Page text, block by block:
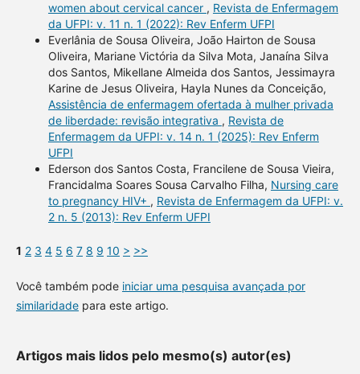
women about cervical cancer , Revista de Enfermagem
da UFPI: v. 11 n. 1 (2022): Rev Enferm UFPI
Everlânia de Sousa Oliveira, João Hairton de Sousa
Oliveira, Mariane Victória da Silva Mota, Janaína Silva
dos Santos, Mikellane Almeida dos Santos, Jessimayra
Karine de Jesus Oliveira, Hayla Nunes da Conceição,
Assistência de enfermagem ofertada à mulher privada
de liberdade: revisão integrativa , Revista de
Enfermagem da UFPI: v. 14 n. 1 (2025): Rev Enferm
UFPI
Ederson dos Santos Costa, Francilene de Sousa Vieira,
Francidalma Soares Sousa Carvalho Filha, Nursing care
to pregnancy HIV+ , Revista de Enfermagem da UFPI: v.
2 n. 5 (2013): Rev Enferm UFPI
1 2 3 4 5 6 7 8 9 10 > >>
Você também pode iniciar uma pesquisa avançada por
similaridadepara este artigo.
Artigos mais lidos pelo mesmo(s) autor(es)